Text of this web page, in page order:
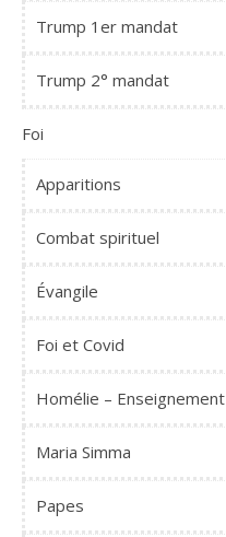
Trump 1er mandat
Trump 2° mandat
Foi
Apparitions
Combat spirituel
Évangile
Foi et Covid
Homélie – Enseignement
Maria Simma
Papes